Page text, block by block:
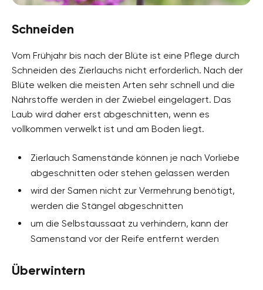
Schneiden
Vom Frühjahr bis nach der Blüte ist eine Pflege durch
Schneiden des Zierlauchs nicht erforderlich. Nach der
Blüte welken die meisten Arten sehr schnell und die
Nährstoffe werden in der Zwiebel eingelagert. Das
Laub wird daher erst abgeschnitten, wenn es
vollkommen verwelkt ist und am Boden liegt.
Zierlauch Samenstände können je nach Vorliebe
abgeschnitten oder stehen gelassen werden
wird der Samen nicht zur Vermehrung benötigt,
werden die Stängel abgeschnitten
um die Selbstaussaat zu verhindern, kann der
Samenstand vor der Reife entfernt werden
Überwintern